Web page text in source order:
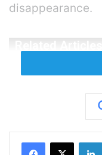
disappearance.
Cán
hai
10